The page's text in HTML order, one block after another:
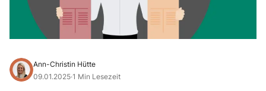
Ann-Christin Hütte
09.01.2025·1 Min Lesezeit